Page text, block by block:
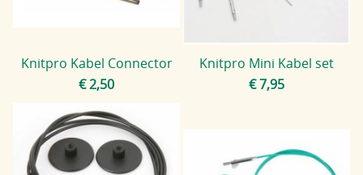
Knitpro Kabel Connector
€ 2,50
Knitpro Mini Kabel set
€ 7,95